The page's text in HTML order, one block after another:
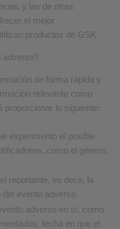
y las de otras
el mejor
productos de GSK.
adverso?
de forma rápida y
relevante como
lo siguiente:
experimentó el posible
como el género,
reportante, es decir, la
evento adverso.
adverso en sí, como
fecha en que el